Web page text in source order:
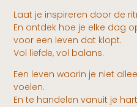
Laat je inspireren door de
En ontdek hoe je elke dag
voor een leven dat klopt.
Vol liefde, vol balans.
Een leven waarin je niet
voelen.
En te handelen vanuit je